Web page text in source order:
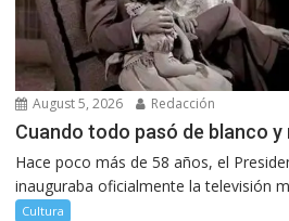
August 5, 2026 Redacción
Cuando todo pasó de blanco
Hace poco más de 58 años, el
inauguraba oficialmente la televisión
Cultura